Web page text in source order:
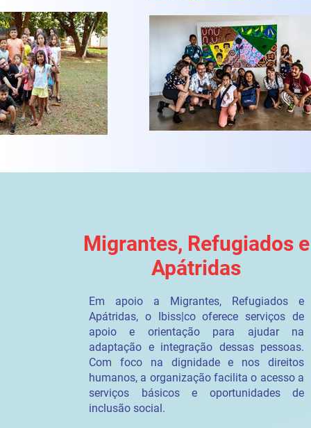
Migrantes, Refugiados e
Apátridas
Em apoio a Migrantes, Refugiados e
Apátridas, o Ibiss|co oferece serviços de
apoio e orientação para ajudar na
adaptação e integração dessas pessoas.
Com foco na dignidade e nos direitos
humanos, a organização facilita o acesso a
serviços básicos e oportunidades de
inclusão social.